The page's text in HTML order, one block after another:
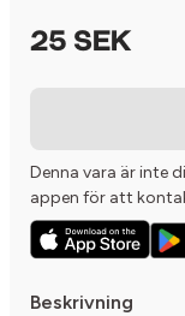
25 SEK
Denna vara är inte
appen för att
Beskrivning